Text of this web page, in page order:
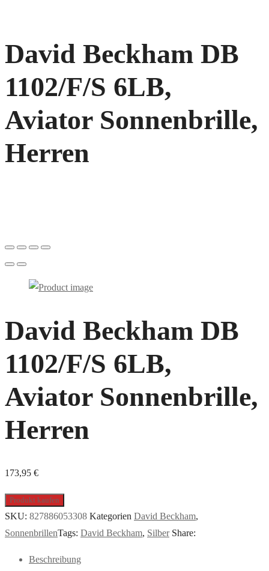
David Beckham DB
1102/F/S 6LB,
Aviator Sonnenbrille,
Herren
David Beckham DB
1102/F/S 6LB,
Aviator Sonnenbrille,
Herren
173,95 €
Produkt kaufen
SKU: 827886053308 Kategorien David Beckham,
SonnenbrillenTags: David Beckham, Silber Share:
Beschreibung